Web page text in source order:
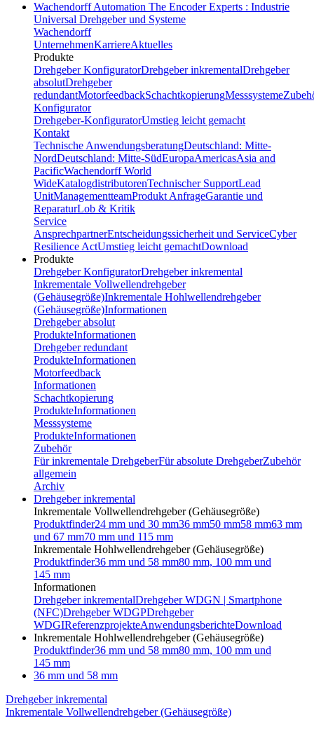
Wachendorff Automation The Encoder Experts : Industrie
Universal Drehgeber und Systeme
Wachendorff
UnternehmenKarriereAktuelles
Produkte
Drehgeber KonfiguratorDrehgeber inkrementalDrehgeber
absolutDrehgeber
redundantMotorfeedbackSchachtkopierungMesssysteme
Konfigurator
Drehgeber-KonfiguratorUmstieg leicht gemacht
Kontakt
Technische AnwendungsberatungDeutschland: Mitte-
NordDeutschland: Mitte-SüdEuropaAmericasAsia and
PacificWachendorff World
WideKatalogdistributorenTechnischer SupportLead
UnitManagementteamProdukt AnfrageGarantie und
ReparaturLob & Kritik
Service
AnsprechpartnerEntscheidungssicherheit und ServiceCyber
Resilience ActUmstieg leicht gemachtDownload
Produkte
Drehgeber KonfiguratorDrehgeber inkremental
Inkrementale Vollwellendrehgeber
(Gehäusegröße)Inkrementale Hohlwellendrehgeber
(Gehäusegröße)Informationen
Drehgeber absolut
ProdukteInformationen
Drehgeber redundant
ProdukteInformationen
Motorfeedback
Informationen
Schachtkopierung
ProdukteInformationen
Messsysteme
ProdukteInformationen
Zubehör
Für inkrementale DrehgeberFür absolute DrehgeberZubehör
allgemein
Archiv
Drehgeber inkremental
Inkrementale Vollwellendrehgeber (Gehäusegröße)
Produktfinder24 mm und 30 mm36 mm50 mm58 mm63 mm
und 67 mm70 mm und 115 mm
Inkrementale Hohlwellendrehgeber (Gehäusegröße)
Produktfinder36 mm und 58 mm80 mm, 100 mm und
145 mm
Informationen
Drehgeber inkrementalDrehgeber WDGN | Smartphone
(NFC)Drehgeber WDGPDrehgeber
WDGIReferenzprojekteAnwendungsberichteDownload
Inkrementale Hohlwellendrehgeber (Gehäusegröße)
Produktfinder36 mm und 58 mm80 mm, 100 mm und
145 mm
36 mm und 58 mm
Drehgeber inkremental
Inkrementale Vollwellendrehgeber (Gehäusegröße)